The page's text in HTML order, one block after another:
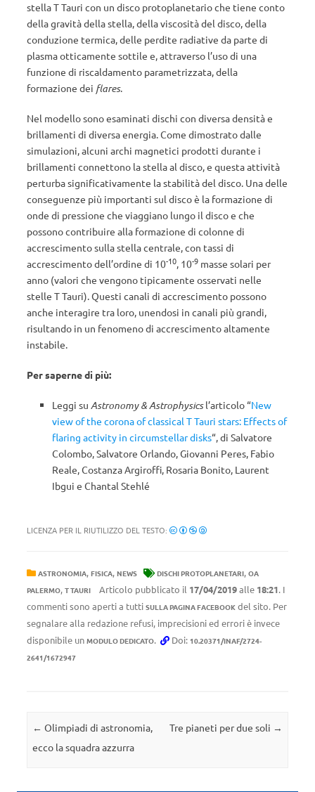
stella T Tauri con un disco protoplanetario che tiene conto
della gravità della stella, della viscosità del disco, della
conduzione termica, delle perdite radiative da parte di
plasma otticamente sottile e, attraverso l’uso di una
funzione di riscaldamento parametrizzata, della
formazione dei flares.
Nel modello sono esaminati dischi con diversa densità e
brillamenti di diversa energia. Come dimostrato dalle
simulazioni, alcuni archi magnetici prodotti durante i
brillamenti connettono la stella al disco, e questa attività
perturba significativamente la stabilità del disco. Una delle
conseguenze più importanti sul disco è la formazione di
onde di pressione che viaggiano lungo il disco e che
possono contribuire alla formazione di colonne di
accrescimento sulla stella centrale, con tassi di
accrescimento dell’ordine di 10-10, 10-9 masse solari per
anno (valori che vengono tipicamente osservati nelle
stelle T Tauri). Questi canali di accrescimento possono
anche interagire tra loro, unendosi in canali più grandi,
risultando in un fenomeno di accrescimento altamente
instabile.
Per saperne di più:
Leggi su Astronomy & Astrophysicsl’articolo “New
view of the corona of classical T Tauri stars: Effects of
flaring activity in circumstellar disks“, di Salvatore
Colombo, Salvatore Orlando, Giovanni Peres, Fabio
Reale, Costanza Argiroffi, Rosaria Bonito, Laurent
Ibgui e Chantal Stehlé
LICENZA PER IL RIUTILIZZO DEL TESTO:
ASTRONOMIA, FISICA, NEWS DISCHI PROTOPLANETARI, OA
PALERMO, T TAURI Articolo pubblicato il 17/04/2019alle 18:21. I
commenti sono aperti a tutti SULLA PAGINA FACEBOOK del sito. Per
segnalare alla redazione refusi, imprecisioni ed errori è invece
disponibile un MODULO DEDICATO. Doi: 10.20371/INAF/2724-
2641/1672947
Navigazione articolo
← Olimpiadi di astronomia,
ecco la squadra azzurra
Tre pianeti per due soli →